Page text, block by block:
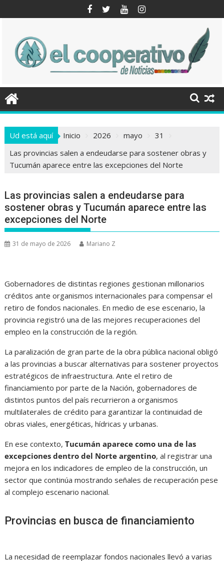
al
Ud está aquí Inicio 2026 mayo
31
Las provincias salen a endeudarse para sostener obras y
Tucumán aparece entre las excepciones del Norte
Las provincias salen a endeudarse para
sostener obras y Tucumán aparece entre las
excepciones del Norte
31 de mayo de 2026 Mariano Z
Gobernadores de distintas regiones gestionan millonarios
créditos ante organismos internacionales para compensar el
retiro de fondos nacionales. En medio de ese escenario, la
provincia registró una de las mejores recuperaciones del
empleo en la construcción de la región.
La paralización de gran parte de la obra pública nacional obligó
a las provincias a buscar alternativas para sostener proyectos
estratégicos de infraestructura. Ante el retiro de
financiamiento por parte de la Nación, gobernadores de
distintos puntos del país recurrieron a organismos
multilaterales de crédito para garantizar la continuidad de
obras viales, energéticas, hídricas y urbanas.
En ese contexto,Tucumán aparece como una de las
excepciones dentro del Norte argentino, al registrar una
mejora en los indicadores de empleo de la construcción, un
sector que continúa mostrando señales de recuperación pese
al complejo escenario nacional.
Provincias en busca de financiamiento
La necesidad de reemplazar fondos nacionales llevó a varias